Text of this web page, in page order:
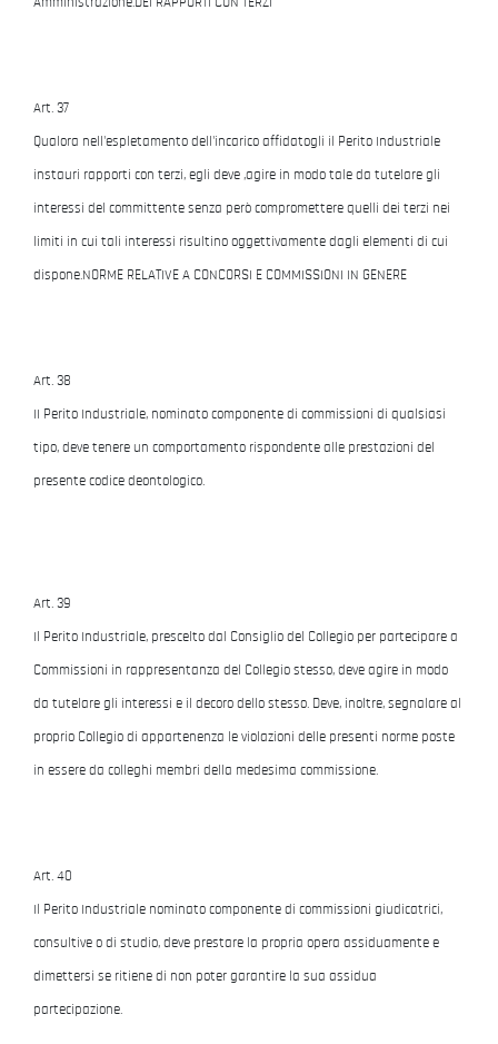
Amministrazione.DEI RAPPORTI CON TERZI
Art. 37
Qualora nell'espletamento dell'incarico affidatogli il Perito Industriale
instauri rapporti con terzi, egli deve ,agire in modo tale da tutelare gli
interessi del committente senza però compromettere quelli dei terzi nei
limiti in cui tali interessi risultino oggettivamente dagli elementi di cui
dispone.NORME RELATIVE A CONCORSI E COMMISSIONI IN GENERE
Art. 38
II Perito Industriale, nominato componente di commissioni di qualsiasi
tipo, deve tenere un comportamento rispondente alle prestazioni del
presente codice deontologico.
Art. 39
Il Perito Industriale, prescelto dal Consiglio del Collegio per partecipare a
Commissioni in rappresentanza del Collegio stesso, deve agire in modo
da tutelare gli interessi e il decoro dello stesso. Deve, inoltre, segnalare al
proprio Collegio di appartenenza le violazioni delle presenti norme poste
in essere da colleghi membri della medesima commissione.
Art. 40
Il Perito Industriale nominato componente di commissioni giudicatrici,
consultive o di studio, deve prestare la propria opera assiduamente e
dimettersi se ritiene di non poter garantire la sua assidua
partecipazione.